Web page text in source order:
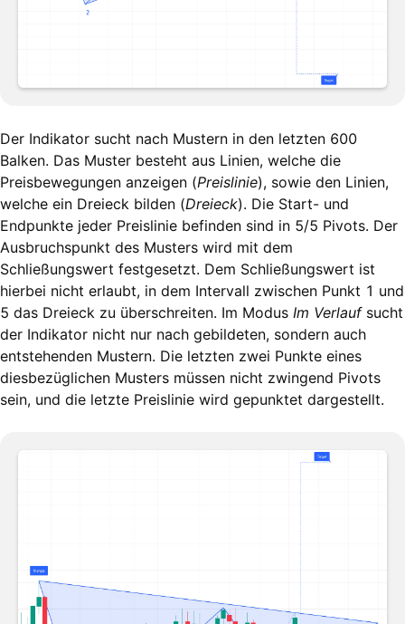
Der Indikator sucht nach Mustern in den letzten 600
Balken. Das Muster besteht aus Linien, welche die
Preisbewegungen anzeigen (Preislinie), sowie den Linien,
welche ein Dreieck bilden (Dreieck). Die Start- und
Endpunkte jeder Preislinie befinden sind in 5/5 Pivots. Der
Ausbruchspunkt des Musters wird mit dem
Schließungswert festgesetzt. Dem Schließungswert ist
hierbei nicht erlaubt, in dem Intervall zwischen Punkt 1 und
5 das Dreieck zu überschreiten. Im Modus Im Verlaufsucht
der Indikator nicht nur nach gebildeten, sondern auch
entstehenden Mustern. Die letzten zwei Punkte eines
diesbezüglichen Musters müssen nicht zwingend Pivots
sein, und die letzte Preislinie wird gepunktet dargestellt.